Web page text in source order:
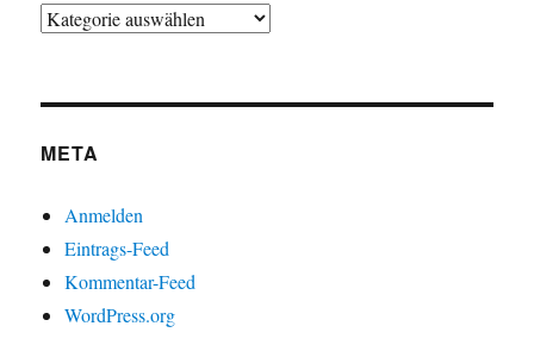
META
Anmelden
Eintrags-Feed
Kommentar-Feed
WordPress.org